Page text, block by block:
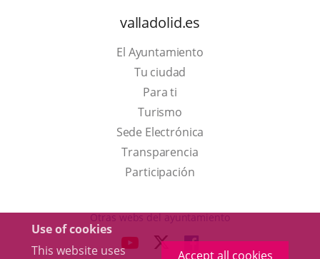
Use of cookies
This website uses
Accept all cookies
valladolid.es
El Ayuntamiento
Tu ciudad
Para ti
TurismoThis
link
will
open
a
up
Sede Electrónica
Transparencia
Participación
Otras webs del ayuntamiento
LINK LINKLINK